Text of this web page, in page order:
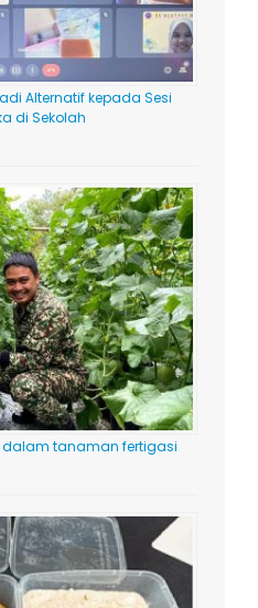
Alternatif kepada Sesi
di Sekolah
dalam tanaman fertigasi